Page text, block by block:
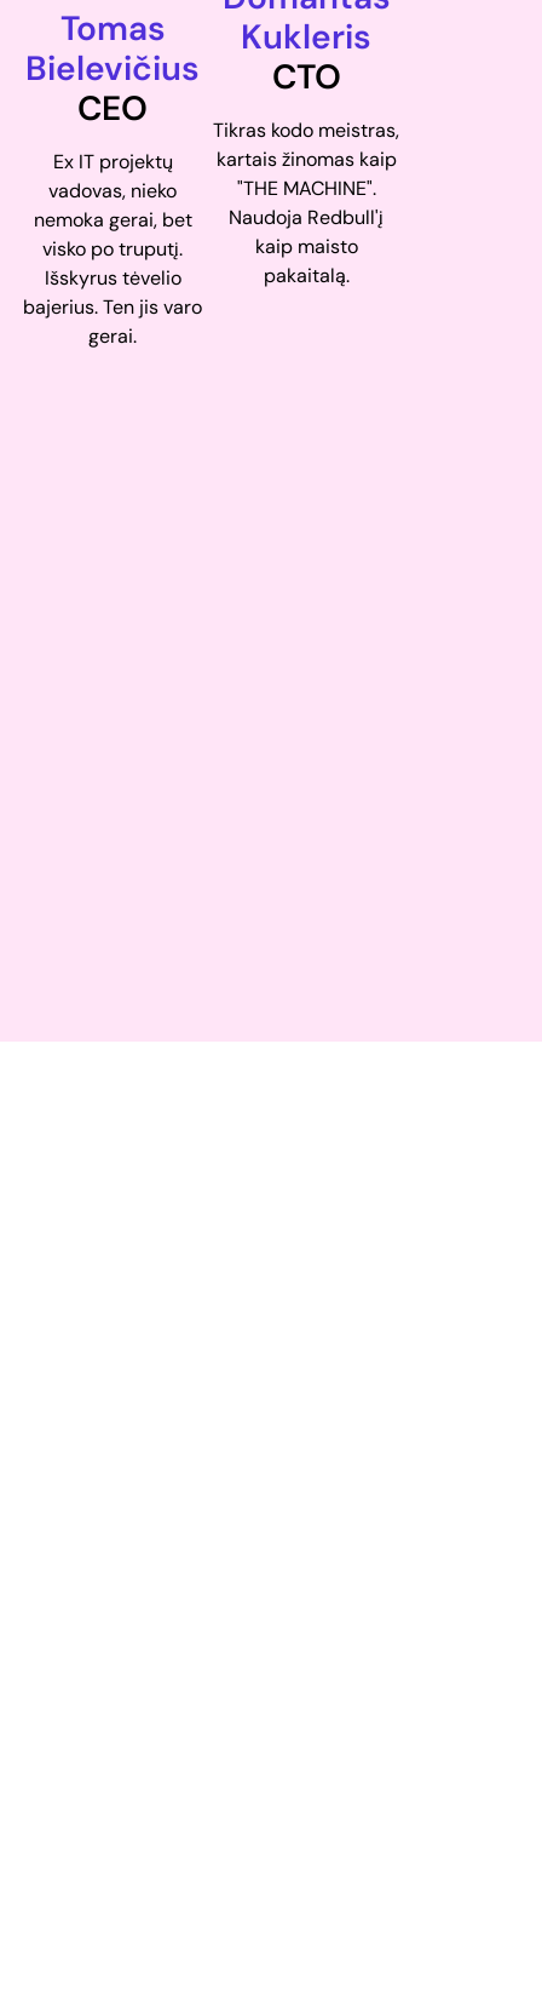
Tomas
Bielevičius
CEO
Ex IT projektų
vadovas, nieko
nemoka gerai, bet
visko po truputį.
Išskyrus tėvelio
bajerius. Ten jis varo
gerai.
Kukleris
CTO
Tikras kodo meistras,
kartais žinomas kaip
"THE MACHINE".
Naudoja Redbull'į
kaip maisto
pakaitalą.